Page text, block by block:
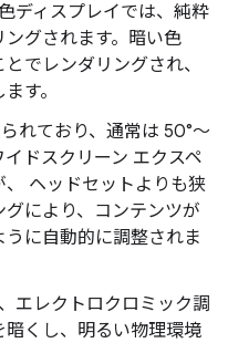
ディスプレイでは、純粋
グされます。暗い色
でレンダリングされ、
す。
れており、通常は 50°～
ドスクリーン エクスペ
ヘッドセットよりも狭
グにより、コンテンツが
に自動的に調整されま
エレクトロクロミック調
くし、明るい物理環境